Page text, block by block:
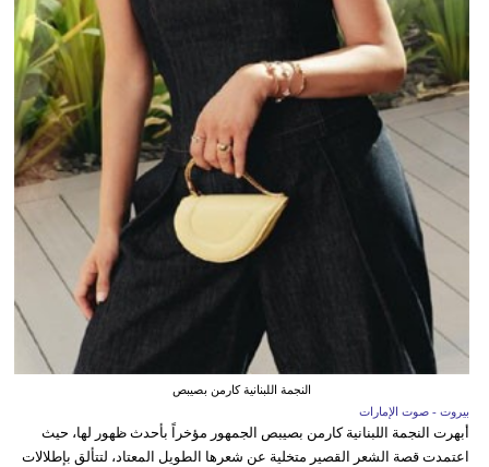
النجمة اللبنانية كارمن بصيبص
بيروت - صوت الإمارات
أبهرت النجمة اللبنانية كارمن بصيبص الجمهور مؤخراً بأحدث ظهور لها، حيث
اعتمدت قصة الشعر القصير متخلية عن شعرها الطويل المعتاد، لتتألق بإطلالات